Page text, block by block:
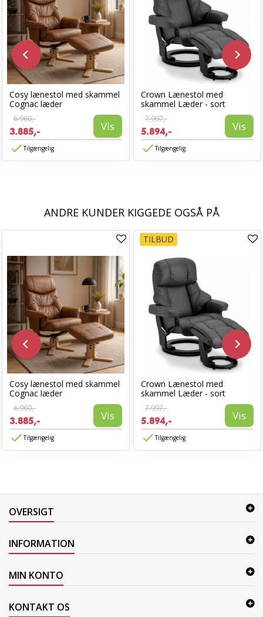
Cosy lænestol med skammel
Cognac læder
6.960,-
3.885,- Vis
Tilgængelig
Crown Lænestol med
skammel Læder - sort
7.997,-
5.894,- Vis
Tilgængelig
ANDRE KUNDER KIGGEDE OGSÅ PÅ
Cosy lænestol med skammel
Cognac læder
6.960,-
3.885,- Vis
Tilgængelig
TILBUD
Crown Lænestol med
skammel Læder - sort
7.997,-
5.894,- Vis
Tilgængelig
OVERSIGT
INFORMATION
MIN KONTO
KONTAKT OS